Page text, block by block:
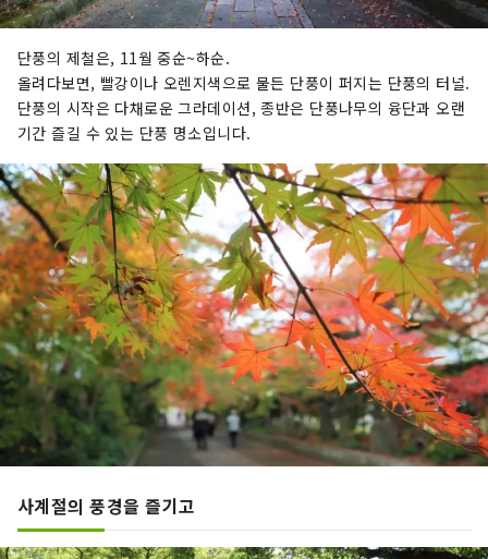
단풍의 제철은, 11월 중순~하순.
올려다보면, 빨강이나 오렌지색으로 물든 단풍이 퍼지는 단풍의 터널.
단풍의 시작은 다채로운 그라데이션, 종반은 단풍나무의 융단과 오랜
기간 즐길 수 있는 단풍 명소입니다.
사계절의 풍경을 즐기고